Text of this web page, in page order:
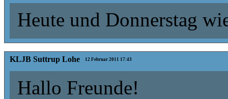
Heute und Donnerstag
KLJB Suttrup Lohe 12 Februar 2011 17:43
Hallo Freunde!